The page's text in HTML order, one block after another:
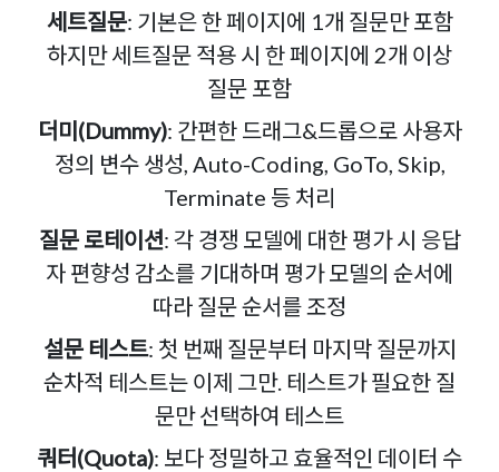
세트질문: 기본은 한 페이지에 1개 질문만 포함
하지만 세트질문 적용 시 한 페이지에 2개 이상
질문 포함
더미(Dummy): 간편한 드래그&드롭으로 사용자
정의 변수 생성, Auto-Coding, GoTo, Skip,
Terminate 등 처리
질문 로테이션: 각 경쟁 모델에 대한 평가 시 응답
자 편향성 감소를 기대하며 평가 모델의 순서에
따라 질문 순서를 조정
설문 테스트: 첫 번째 질문부터 마지막 질문까지
순차적 테스트는 이제 그만. 테스트가 필요한 질
문만 선택하여 테스트
쿼터(Quota): 보다 정밀하고 효율적인 데이터 수